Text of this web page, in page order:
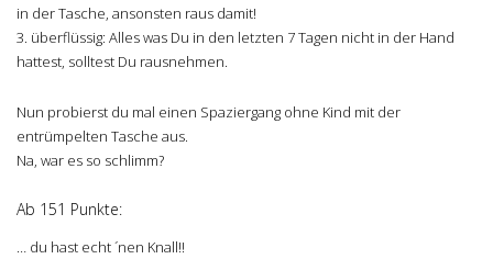
in der Tasche, ansonsten raus damit!
3. überflüssig: Alles was Du in den letzten 7 Tagen nicht in der Hand
hattest, solltest Du rausnehmen.
Nun probierst du mal einen Spaziergang ohne Kind mit der
entrümpelten Tasche aus.
Na, war es so schlimm?
Ab 151 Punkte:
… du hast echt ´nen Knall!!